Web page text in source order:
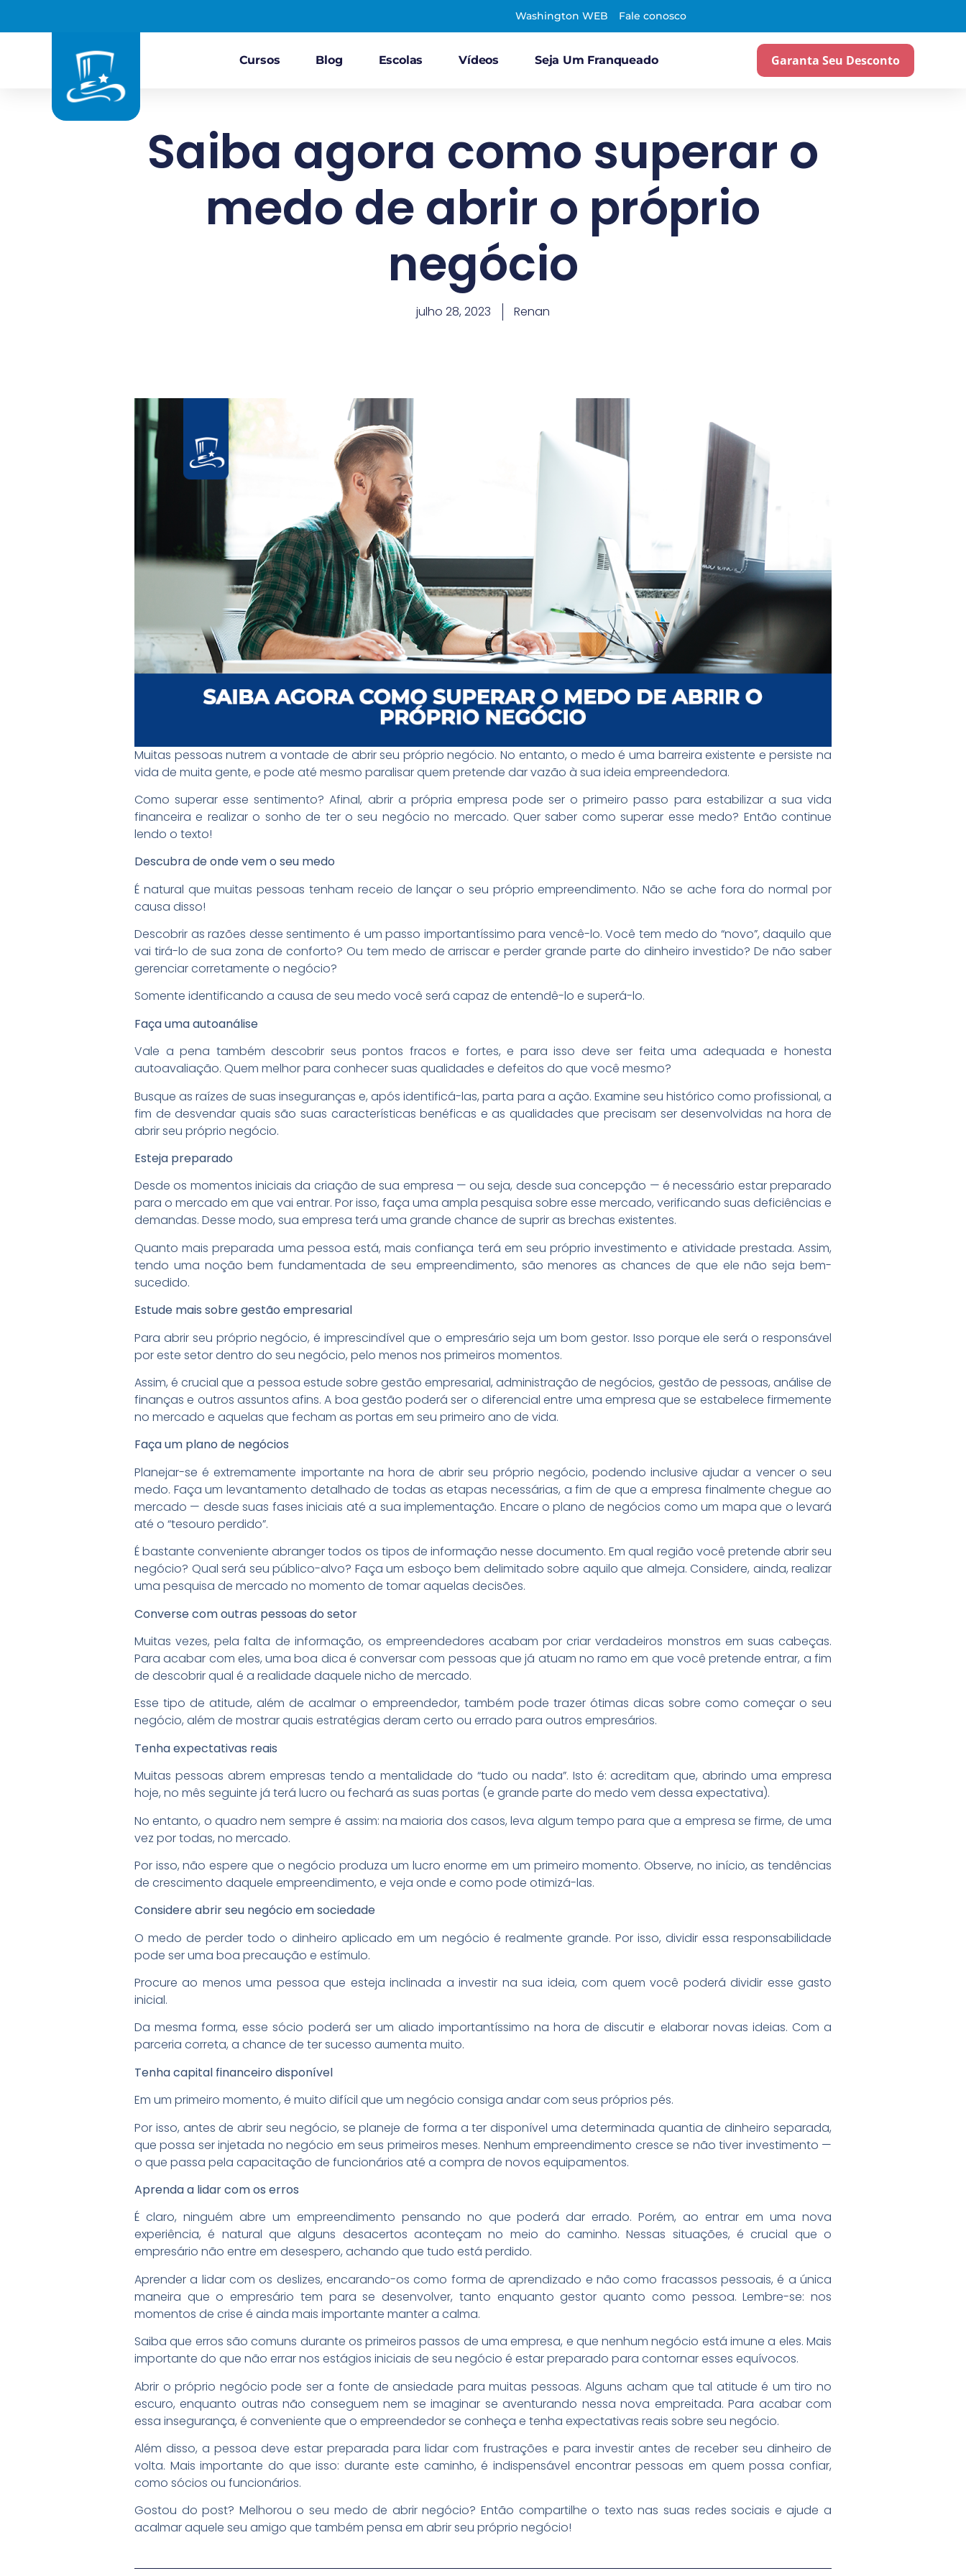
Washington WEB Fale conosco
Cursos Blog Escolas Vídeos Seja Um Franqueado Garanta Seu Desconto
Saiba agora como superar o
medo de abrir o próprio
negócio
julho 28, 2023 Renan
Muitas pessoas nutrem a vontade de abrir seu próprio negócio. No entanto, o medo é uma barreira existente e persiste na
vida de muita gente, e pode até mesmo paralisar quem pretende dar vazão à sua ideia empreendedora.
Como superar esse sentimento? Afinal, abrir a própria empresa pode ser o primeiro passo para estabilizar a sua vida
financeira e realizar o sonho de ter o seu negócio no mercado. Quer saber como superar esse medo? Então continue
lendo o texto!
Descubra de onde vem o seu medo
É natural que muitas pessoas tenham receio de lançar o seu próprio empreendimento. Não se ache fora do normal por
causa disso!
Descobrir as razões desse sentimento é um passo importantíssimo para vencê-lo. Você tem medo do “novo”, daquilo que
vai tirá-lo de sua zona de conforto? Ou tem medo de arriscar e perder grande parte do dinheiro investido? De não saber
gerenciar corretamente o negócio?
Somente identificando a causa de seu medo você será capaz de entendê-lo e superá-lo.
Faça uma autoanálise
Vale a pena também descobrir seus pontos fracos e fortes, e para isso deve ser feita uma adequada e honesta
autoavaliação. Quem melhor para conhecer suas qualidades e defeitos do que você mesmo?
Busque as raízes de suas inseguranças e, após identificá-las, parta para a ação. Examine seu histórico como profissional, a
fim de desvendar quais são suas características benéficas e as qualidades que precisam ser desenvolvidas na hora de
abrir seu próprio negócio.
Esteja preparado
Desde os momentos iniciais da criação de sua empresa — ou seja, desde sua concepção — é necessário estar preparado
para o mercado em que vai entrar. Por isso, faça uma ampla pesquisa sobre esse mercado, verificando suas deficiências e
demandas. Desse modo, sua empresa terá uma grande chance de suprir as brechas existentes.
Quanto mais preparada uma pessoa está, mais confiança terá em seu próprio investimento e atividade prestada. Assim,
tendo uma noção bem fundamentada de seu empreendimento, são menores as chances de que ele não seja bem-
sucedido.
Estude mais sobre gestão empresarial
Para abrir seu próprio negócio, é imprescindível que o empresário seja um bom gestor. Isso porque ele será o responsável
por este setor dentro do seu negócio, pelo menos nos primeiros momentos.
Assim, é crucial que a pessoa estude sobre gestão empresarial, administração de negócios, gestão de pessoas, análise de
finanças e outros assuntos afins. A boa gestão poderá ser o diferencial entre uma empresa que se estabelece firmemente
no mercado e aquelas que fecham as portas em seu primeiro ano de vida.
Faça um plano de negócios
Planejar-se é extremamente importante na hora de abrir seu próprio negócio, podendo inclusive ajudar a vencer o seu
medo. Faça um levantamento detalhado de todas as etapas necessárias, a fim de que a empresa finalmente chegue ao
mercado — desde suas fases iniciais até a sua implementação. Encare o plano de negócios como um mapa que o levará
até o “tesouro perdido”.
É bastante conveniente abranger todos os tipos de informação nesse documento. Em qual região você pretende abrir seu
negócio? Qual será seu público-alvo? Faça um esboço bem delimitado sobre aquilo que almeja. Considere, ainda, realizar
uma pesquisa de mercado no momento de tomar aquelas decisões.
Converse com outras pessoas do setor
Muitas vezes, pela falta de informação, os empreendedores acabam por criar verdadeiros monstros em suas cabeças.
Para acabar com eles, uma boa dica é conversar com pessoas que já atuam no ramo em que você pretende entrar, a fim
de descobrir qual é a realidade daquele nicho de mercado.
Esse tipo de atitude, além de acalmar o empreendedor, também pode trazer ótimas dicas sobre como começar o seu
negócio, além de mostrar quais estratégias deram certo ou errado para outros empresários.
Tenha expectativas reais
Muitas pessoas abrem empresas tendo a mentalidade do “tudo ou nada”. Isto é: acreditam que, abrindo uma empresa
hoje, no mês seguinte já terá lucro ou fechará as suas portas (e grande parte do medo vem dessa expectativa).
No entanto, o quadro nem sempre é assim: na maioria dos casos, leva algum tempo para que a empresa se firme, de uma
vez por todas, no mercado.
Por isso, não espere que o negócio produza um lucro enorme em um primeiro momento. Observe, no início, as tendências
de crescimento daquele empreendimento, e veja onde e como pode otimizá-las.
Considere abrir seu negócio em sociedade
O medo de perder todo o dinheiro aplicado em um negócio é realmente grande. Por isso, dividir essa responsabilidade
pode ser uma boa precaução e estímulo.
Procure ao menos uma pessoa que esteja inclinada a investir na sua ideia, com quem você poderá dividir esse gasto
inicial.
Da mesma forma, esse sócio poderá ser um aliado importantíssimo na hora de discutir e elaborar novas ideias. Com a
parceria correta, a chance de ter sucesso aumenta muito.
Tenha capital financeiro disponível
Em um primeiro momento, é muito difícil que um negócio consiga andar com seus próprios pés.
Por isso, antes de abrir seu negócio, se planeje de forma a ter disponível uma determinada quantia de dinheiro separada,
que possa ser injetada no negócio em seus primeiros meses. Nenhum empreendimento cresce se não tiver investimento —
o que passa pela capacitação de funcionários até a compra de novos equipamentos.
Aprenda a lidar com os erros
É claro, ninguém abre um empreendimento pensando no que poderá dar errado. Porém, ao entrar em uma nova
experiência, é natural que alguns desacertos aconteçam no meio do caminho. Nessas situações, é crucial que o
empresário não entre em desespero, achando que tudo está perdido.
Aprender a lidar com os deslizes, encarando-os como forma de aprendizado e não como fracassos pessoais, é a única
maneira que o empresário tem para se desenvolver, tanto enquanto gestor quanto como pessoa. Lembre-se: nos
momentos de crise é ainda mais importante manter a calma.
Saiba que erros são comuns durante os primeiros passos de uma empresa, e que nenhum negócio está imune a eles. Mais
importante do que não errar nos estágios iniciais de seu negócio é estar preparado para contornar esses equívocos.
Abrir o próprio negócio pode ser a fonte de ansiedade para muitas pessoas. Alguns acham que tal atitude é um tiro no
escuro, enquanto outras não conseguem nem se imaginar se aventurando nessa nova empreitada. Para acabar com
essa insegurança, é conveniente que o empreendedor se conheça e tenha expectativas reais sobre seu negócio.
Além disso, a pessoa deve estar preparada para lidar com frustrações e para investir antes de receber seu dinheiro de
volta. Mais importante do que isso: durante este caminho, é indispensável encontrar pessoas em quem possa confiar,
como sócios ou funcionários.
Gostou do post? Melhorou o seu medo de abrir negócio? Então compartilhe o texto nas suas redes sociais e ajude a
acalmar aquele seu amigo que também pensa em abrir seu próprio negócio!